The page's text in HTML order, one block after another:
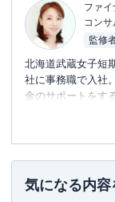
ファイ
コン
監修
北海道武蔵女子短
社に事務職で入社
金のサポートをす
執筆業務を行って
０年以上のキャリ
リング等相談内容
趣味は、旅行・ス
気になる内容